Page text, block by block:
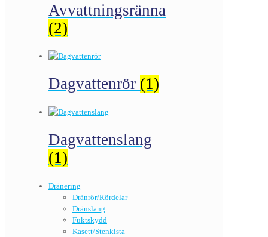
Avvattningsränna
(2)
Dagvattenrör (1)
Dagvattenslang
(1)
Dränering
Dränrör/Rördelar
Dränslang
Fuktskydd
Kasett/Stenkista